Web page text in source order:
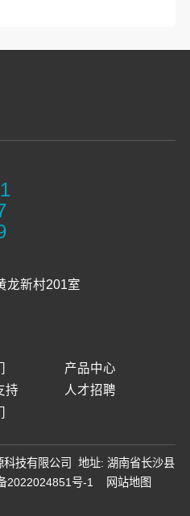
龙新村201室
产品中心
持
人才招聘
技有限公司 地址: 湖南省长沙县
2022024851号-1
网站地图